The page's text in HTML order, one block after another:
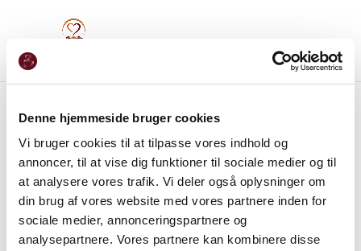
Denne hjemmeside bruger cookies
Vi bruger cookies til at tilpasse vores indhold og
annoncer, til at vise dig funktioner til sociale medier og til
at analysere vores trafik. Vi deler også oplysninger om
din brug af vores website med vores partnere inden for
sociale medier, annonceringspartnere og
analysepartnere. Vores partnere kan kombinere disse